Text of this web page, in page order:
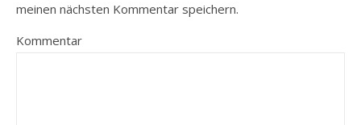
meinen nächsten Kommentar speichern.
Kommentar